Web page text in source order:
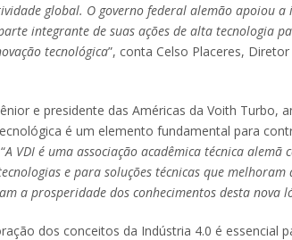
global. O governo federal alemão apoiou a
integrante de suas ações de alta tecnologia
tecnológica”, conta Celso Placeres,
e presidente das Américas da Voith Turbo,
é um elemento fundamental para
A VDI é uma associação acadêmica técnica alemã
e para soluções técnicas que
a prosperidade dos conhecimentos desta nova
dos conceitos da Indústria 4.0 é essencial